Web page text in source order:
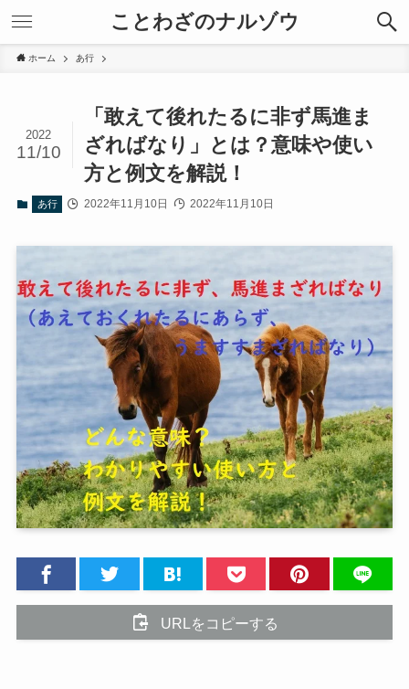
ことわざのナルゾウ
ホーム あ行
「敢えて後れたるに非ず馬進ま
ざればなり」とは？意味や使い
方と例文を解説！
2022
11/10
あ行 2022年11月10日 2022年11月10日
URLをコピーする